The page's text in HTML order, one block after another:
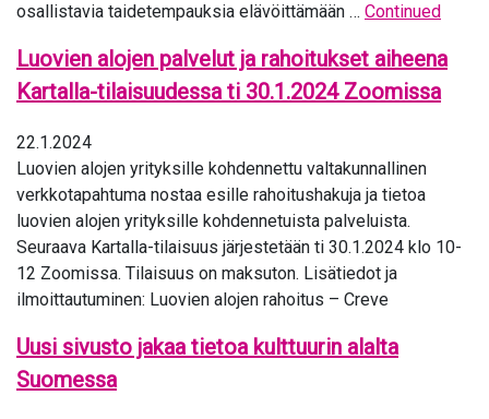
osallistavia taidetempauksia elävöittämään … Continued
Luovien alojen palvelut ja rahoitukset aiheena
Kartalla-tilaisuudessa ti 30.1.2024 Zoomissa
22.1.2024
Luovien alojen yrityksille kohdennettu valtakunnallinen
verkkotapahtuma nostaa esille rahoitushakuja ja tietoa
luovien alojen yrityksille kohdennetuista palveluista.
Seuraava Kartalla-tilaisuus järjestetään ti 30.1.2024 klo 10-
12 Zoomissa. Tilaisuus on maksuton. Lisätiedot ja
ilmoittautuminen: Luovien alojen rahoitus – Creve
Uusi sivusto jakaa tietoa kulttuurin alalta
Suomessa